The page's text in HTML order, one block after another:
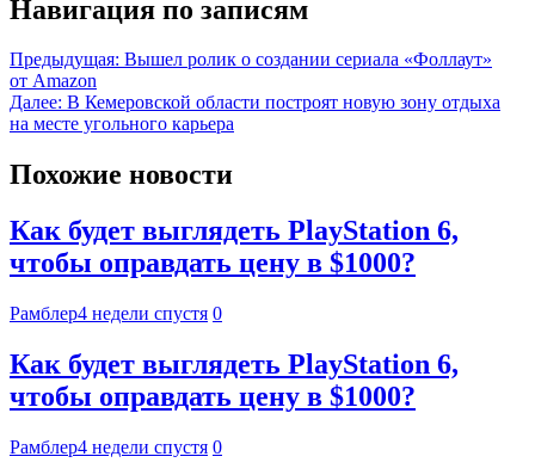
Навигация по записям
Предыдущая: Вышел ролик о создании сериала «Фоллаут»
от Amazon
Далее: В Кемеровской области построят новую зону отдыха
на месте угольного карьера
Похожие новости
Как будет выглядеть PlayStation 6,
чтобы оправдать цену в $1000?
Рамблер4 недели спустя 0
Как будет выглядеть PlayStation 6,
чтобы оправдать цену в $1000?
Рамблер4 недели спустя 0